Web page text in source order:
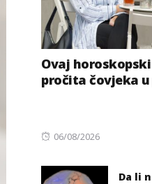
Ovaj
pročita čovjeka
Posted
06/08/2026
Da li